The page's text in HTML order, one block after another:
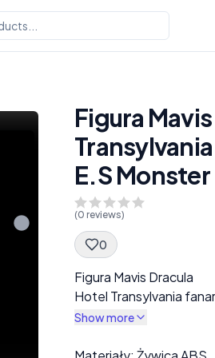
Figura
E.S Monster
(0 reviews)
0
Spec Description
Figura Mavis Dracula
Hotel Transylvania
Show more
Description